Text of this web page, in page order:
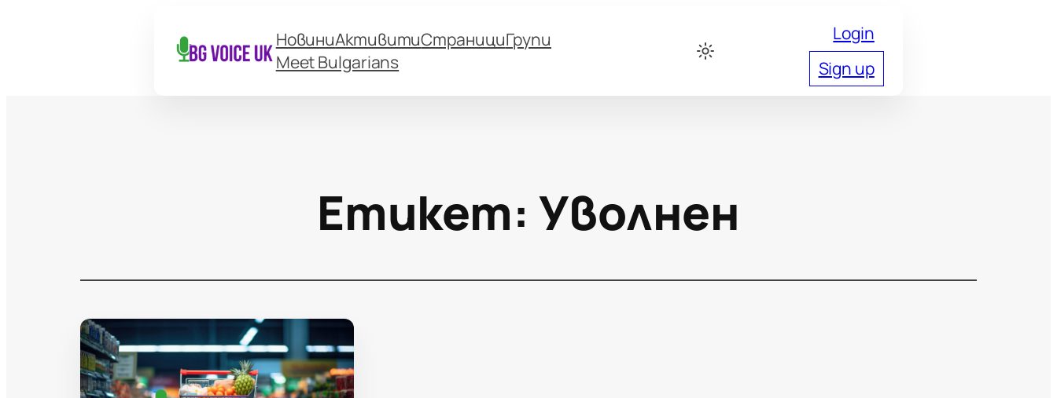
НовиниАктивитиСтранициГрупи
Meet Bulgarians
Login
Sign up
Етикет: Уволнен